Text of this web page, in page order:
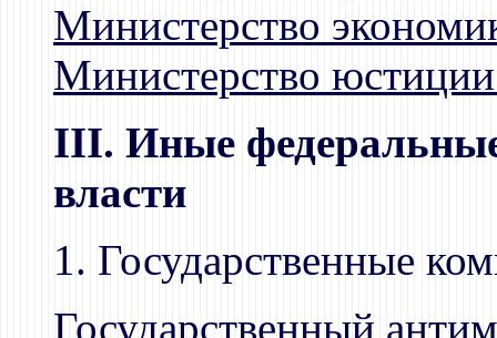
Министерство
Министерство
III. Иные
власти
1. Государственные
Государственный